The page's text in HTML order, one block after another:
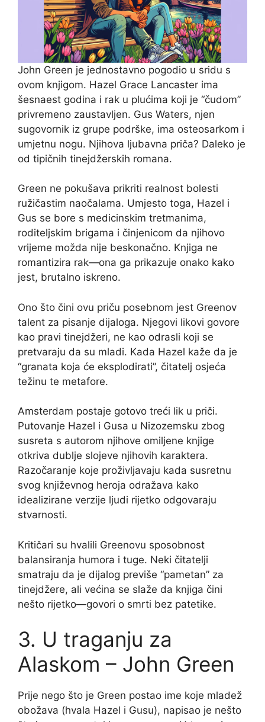
John Green je jednostavno pogodio u sridu s
ovom knjigom. Hazel Grace Lancaster ima
šesnaest godina i rak u plućima koji je “čudom”
privremeno zaustavljen. Gus Waters, njen
sugovornik iz grupe podrške, ima osteosarkom i
umjetnu nogu. Njihova ljubavna priča? Daleko je
od tipičnih tinejdžerskih romana.
Green ne pokušava prikriti realnost bolesti
ružičastim naočalama. Umjesto toga, Hazel i
Gus se bore s medicinskim tretmanima,
roditeljskim brigama i činjenicom da njihovo
vrijeme možda nije beskonačno. Knjiga ne
romantizira rak—ona ga prikazuje onako kako
jest, brutalno iskreno.
Ono što čini ovu priču posebnom jest Greenov
talent za pisanje dijaloga. Njegovi likovi govore
kao pravi tinejdžeri, ne kao odrasli koji se
pretvaraju da su mladi. Kada Hazel kaže da je
“granata koja će eksplodirati”, čitatelj osjeća
težinu te metafore.
Amsterdam postaje gotovo treći lik u priči.
Putovanje Hazel i Gusa u Nizozemsku zbog
susreta s autorom njihove omiljene knjige
otkriva dublje slojeve njihovih karaktera.
Razočaranje koje proživljavaju kada susretnu
svog književnog heroja odražava kako
idealizirane verzije ljudi rijetko odgovaraju
stvarnosti.
Kritičari su hvalili Greenovu sposobnost
balansiranja humora i tuge. Neki čitatelji
smatraju da je dijalog previše “pametan” za
tinejdžere, ali većina se slaže da knjiga čini
nešto rijetko—govori o smrti bez patetike.
3. U traganju za
Alaskom – John Green
Prije nego što je Green postao ime koje mladež
obožava (hvala Hazel i Gusu), napisao je nešto